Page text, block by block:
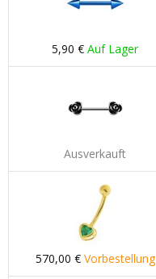
5,90 € Auf Lager
Ausverkauft
570,00 € Vorbestellung